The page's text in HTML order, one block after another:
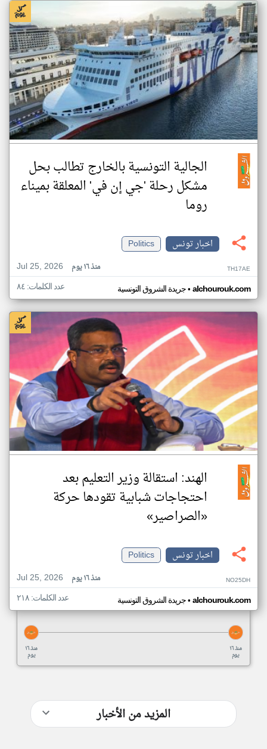
الجالية التونسية بالخارج تطالب بحل
مشكل رحلة 'جي إن في' المعلقة بميناء
روما
اخبار تونس
Politics
Jul 25, 2026
منذ ١٦ يوم TH17AE
جريدة الشروق التونسية• alchourouk.com عدد الكلمات: ٨٤
الهند: استقالة وزير التعليم بعد
احتجاجات شبابية تقودها حركة
«الصراصير»
اخبار تونس
Politics
Jul 25, 2026
منذ ١٦ يوم NO25DH
جريدة الشروق التونسية• alchourouk.com عدد الكلمات: ٢١٨
منذ ١٦
يوم
منذ ١٦
يوم
المزيد من الأخبار